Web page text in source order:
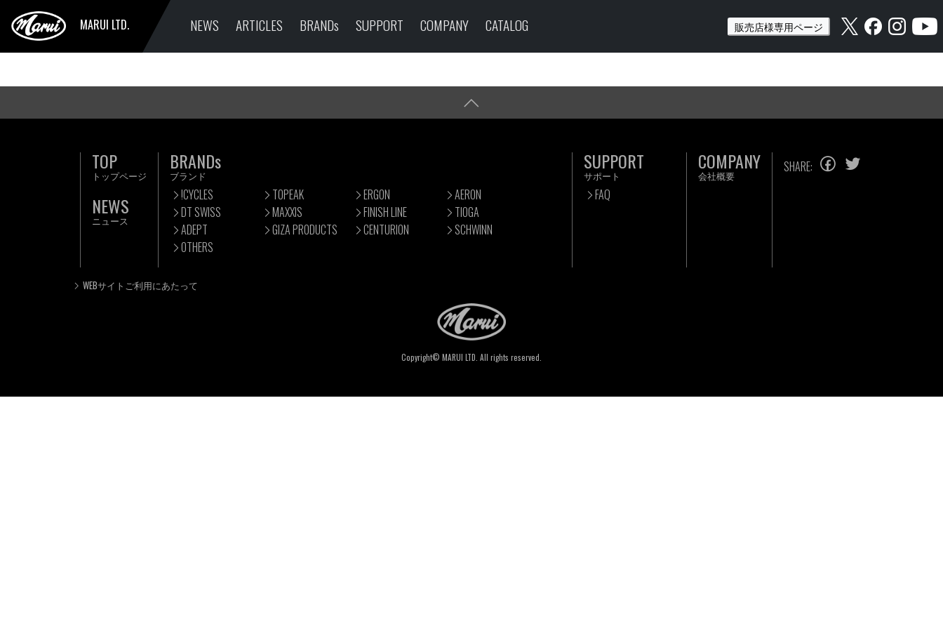
MARUI LTD. NEWS ARTICLES BRANDs SUPPORT COMPANY CATALOG 販売店様専用ページ
TOP
トップページ
NEWS
ニュース
BRANDs
ブランド
!CYCLES TOPEAK ERGON
AERON
DT SWISS
MAXXIS FINISH LINE
TIOGA
ADEPT
GIZA PRODUCTS CENTURION
SCHWINN
OTHERS
SUPPORT
サポート
FAQ
COMPANY
会社概要
SHARE:
WEBサイトご利用にあたって
Copyright© MARUI LTD. All rights reserved.